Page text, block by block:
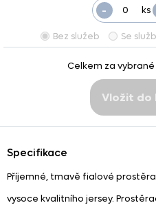
ks
-
Bez služeb Se
Celkem za
Vložit do
Specifikace
Příjemné, tmavě fialové
vysoce kvalitního jersey.